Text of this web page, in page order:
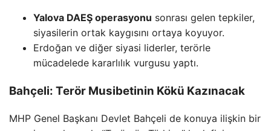
Yalova DAEŞ operasyonu sonrası gelen tepkiler,
siyasilerin ortak kaygısını ortaya koyuyor.
Erdoğan ve diğer siyasi liderler, terörle
mücadelede kararlılık vurgusu yaptı.
Bahçeli: Terör Musibetinin Kökü Kazınacak
MHP Genel Başkanı Devlet Bahçeli de konuya ilişkin bir